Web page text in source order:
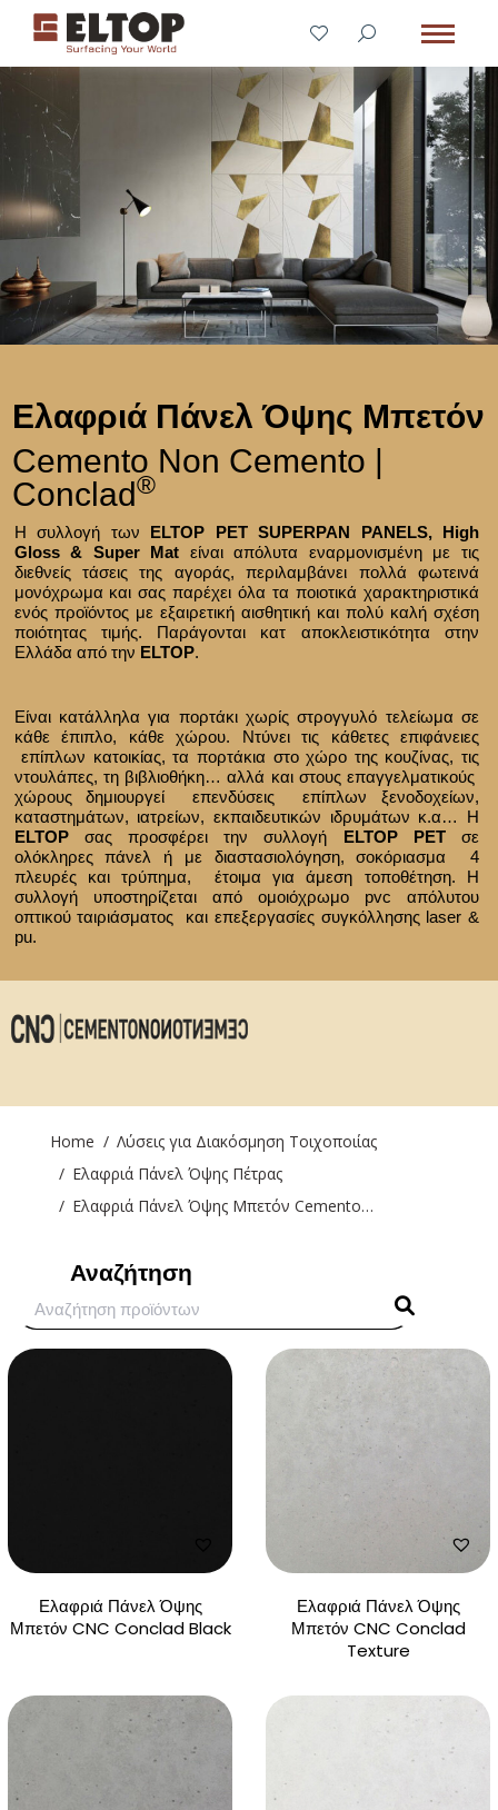
Ελαφριά Πάνελ Όψης Μπετόν
Cemento Non Cemento |
Conclad®
Η συλλογή των ELTOP PET SUPERPAN PANELS, High
Gloss & Super Mat είναι απόλυτα εναρμονισμένη με τις
διεθνείς τάσεις της αγοράς, περιλαμβάνει πολλά φωτεινά
μονόχρωμα και σας παρέχει όλα τα ποιοτικά χαρακτηριστικά
ενός προϊόντος με εξαιρετική αισθητική και πολύ καλή σχέση
ποιότητας τιμής. Παράγονται κατ αποκλειστικότητα στην
Ελλάδα από την ELTOP.
Είναι κατάλληλα για πορτάκι χωρίς στρογγυλό τελείωμα σε
κάθε έπιπλο, κάθε χώρου. Ντύνει τις κάθετες επιφάνειες
επίπλων κατοικίας, τα πορτάκια στο χώρο της κουζίνας, τις
ντουλάπες, τη βιβλιοθήκη… αλλά και στους επαγγελματικούς
χώρους δημιουργεί επενδύσεις επίπλων ξενοδοχείων,
καταστημάτων, ιατρείων, εκπαιδευτικών ιδρυμάτων κ.α… Η
ELTOPσας προσφέρει την συλλογή ELTOP PEΤσε
ολόκληρες πάνελ ή με διαστασιολόγηση, σοκόριασμα 4
πλευρές και τρύπημα, έτοιμα για άμεση τοποθέτηση. Η
συλλογή υποστηρίζεται από ομοιόχρωμο pvc απόλυτου
οπτικού ταιριάσματος και επεξεργασίες συγκόλλησης laser &
pu.
You are here:
Home
Λύσεις για Διακόσμηση Τοιχοποιίας
Ελαφριά Πάνελ Όψης Πέτρας
Ελαφριά Πάνελ Όψης Μπετόν Cemento…
Αναζήτηση
Ελαφριά Πάνελ Όψης
Μπετόν CNC Conclad Black
Ελαφριά Πάνελ Όψης
Μπετόν CNC Conclad
Texture